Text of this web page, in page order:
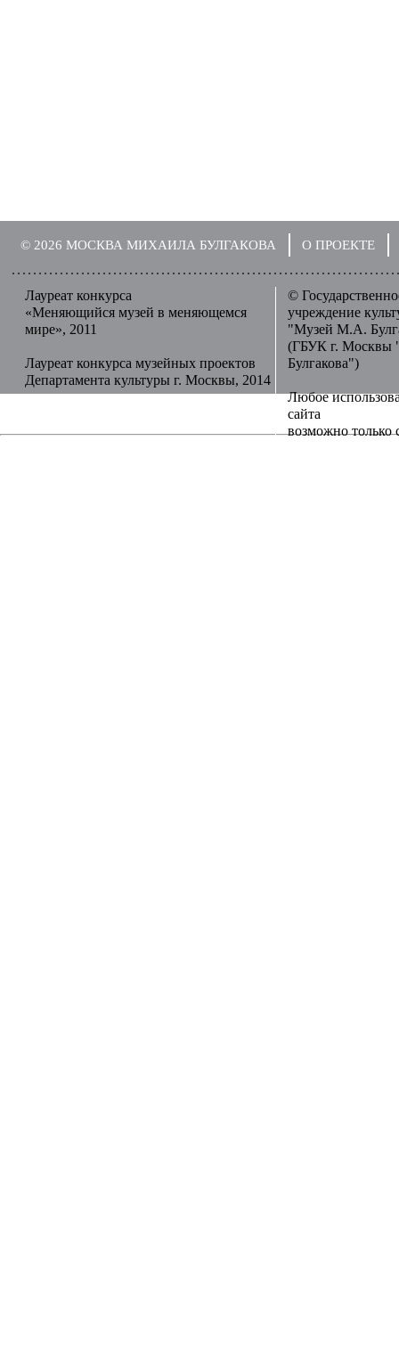
© 2026 МОСКВА МИХАИЛА БУЛГАКОВА О ПРОЕКТЕ
Лауреат конкурса
«Меняющийся музей в меняющемся
мире», 2011
Лауреат конкурса музейных проектов
Департамента культуры г. Москвы, 2014
©
учреждение
"Музей М.А.
(ГБУК г.
Булгакова")
Любое
сайта
возможно только